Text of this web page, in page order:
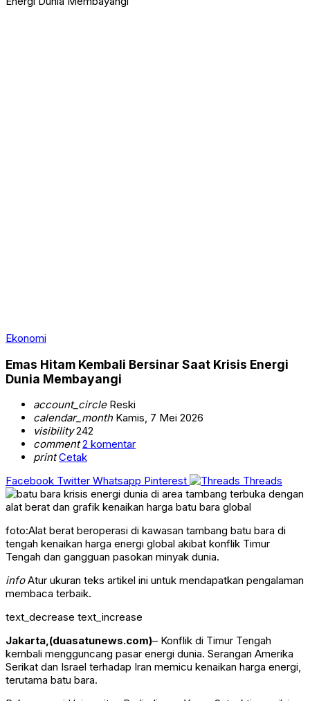
Ekonomi
Emas Hitam Kembali Bersinar Saat Krisis Energi
Dunia Membayangi
account_circleReski
calendar_monthKamis, 7 Mei 2026
visibility242
comment 2 komentar
print Cetak
Facebook Twitter Whatsapp Pinterest Threads
foto:Alat berat beroperasi di kawasan tambang batu bara di
tengah kenaikan harga energi global akibat konflik Timur
Tengah dan gangguan pasokan minyak dunia.
infoAtur ukuran teks artikel ini untuk mendapatkan pengalaman
membaca terbaik.
text_decrease text_increase
Jakarta,(duasatunews.com)– Konflik di Timur Tengah
kembali mengguncang pasar energi dunia. Serangan Amerika
Serikat dan Israel terhadap Iran memicu kenaikan harga energi,
terutama batu bara.